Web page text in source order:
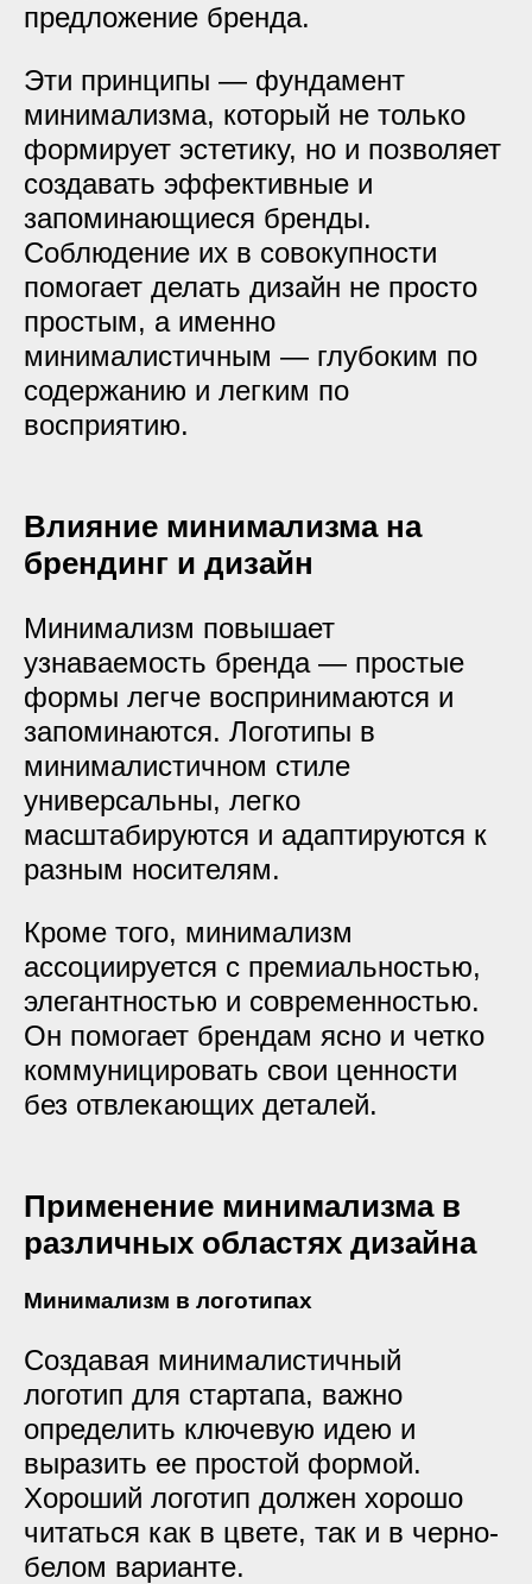
предложение бренда.
Эти принципы — фундамент
минимализма, который не только
формирует эстетику, но и позволяет
создавать эффективные и
запоминающиеся бренды.
Соблюдение их в совокупности
помогает делать дизайн не просто
простым, а именно
минималистичным — глубоким по
содержанию и легким по
восприятию.
Влияние минимализма на
брендинг и дизайн
Минимализм повышает
узнаваемость бренда — простые
формы легче воспринимаются и
запоминаются. Логотипы в
минималистичном стиле
универсальны, легко
масштабируются и адаптируются к
разным носителям.
Кроме того, минимализм
ассоциируется с премиальностью,
элегантностью и современностью.
Он помогает брендам ясно и четко
коммуницировать свои ценности
без отвлекающих деталей.
Применение минимализма в
различных областях дизайна
Минимализм в логотипах
Создавая минималистичный
логотип для стартапа, важно
определить ключевую идею и
выразить ее простой формой.
Хороший логотип должен хорошо
читаться как в цвете, так и в черно-
белом варианте.